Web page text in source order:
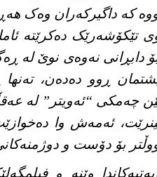
کە داگیرکەران
دەکرێتە
دابڕانی نەوەی نوێ لە
ڕوو دەدەن،
چەمکی “ئەویتر” لە
ئەمەش وا
بۆ دۆست و
وێنە و